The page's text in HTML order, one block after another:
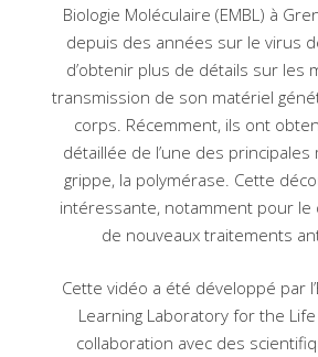
Biologie Moléculaire (EMBL) à
depuis des années sur le virus
d’obtenir plus de détails sur les
transmission de son matériel
corps. Récemment, ils ont
détaillée de l’une des principales
grippe, la polymérase. Cette
intéressante, notamment pour le
de nouveaux traitements
Cette vidéo a été développé par
Learning Laboratory for the
collaboration avec des